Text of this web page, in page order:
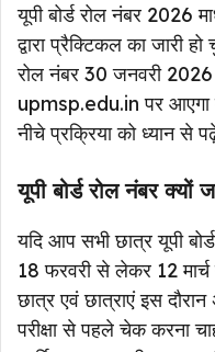
यूपी बोर्ड रोल नंबर 2026
द्वारा प्रैक्टिकल का जारी
रोल नंबर 30 जनवरी 2026
upmsp.edu.in पर
नीचे प्रक्रिया को ध्यान से
यूपी बोर्ड रोल नंबर
यदि आप सभी छात्र यूपी बोर्ड
18 फरवरी से लेकर 12
छात्र एवं छात्राएं इस
परीक्षा से पहले चेक करना